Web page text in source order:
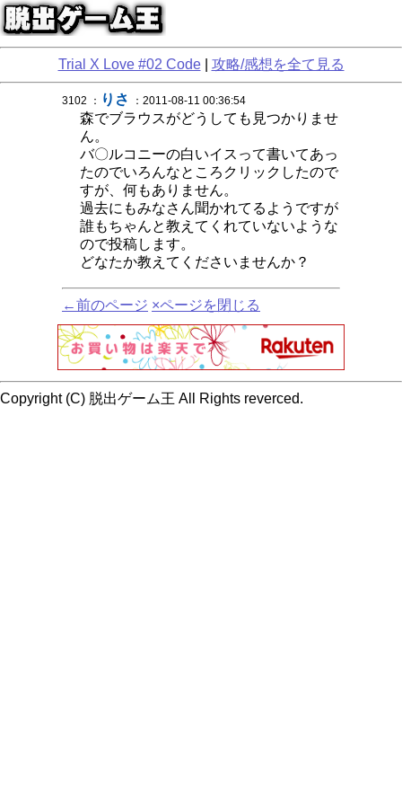
Trial X Love #02 Code| 攻略/感想を全て見る
3102 ： りさ ：2011-08-11 00:36:54
森でブラウスがどうしても見つかりませ
ん。
バ〇ルコニーの白いイスって書いてあっ
たのでいろんなところクリックしたので
すが、何もありません。
過去にもみなさん聞かれてるようですが
誰もちゃんと教えてくれていないような
ので投稿します。
どなたか教えてくださいませんか？
←前のページ ×ページを閉じる
Copyright (C) 脱出ゲーム王 All Rights reverced.